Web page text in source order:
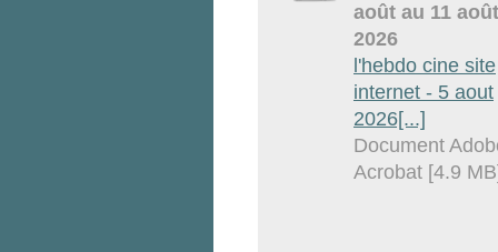
août au 11 août
2026
l'hebdo cine site
internet - 5 aout
2026[...]
Document
Acrobat [4.9 MB]